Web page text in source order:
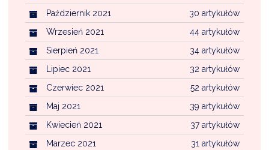
30 artykułów
Październik 2021
44 artykułów
Wrzesień 2021
34 artykułów
Sierpień 2021
32 artykułów
Lipiec 2021
52 artykułów
Czerwiec 2021
39 artykułów
Maj 2021
37 artykułów
Kwiecień 2021
31 artykułów
Marzec 2021